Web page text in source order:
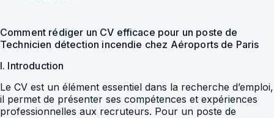
Comment rédiger un CV efficace pour un poste de
Technicien détection incendie chez Aéroports de Paris
I. Introduction
Le CV est un élément essentiel dans la recherche d’emploi,
il permet de présenter ses compétences et expériences
professionnelles aux recruteurs. Pour un poste de